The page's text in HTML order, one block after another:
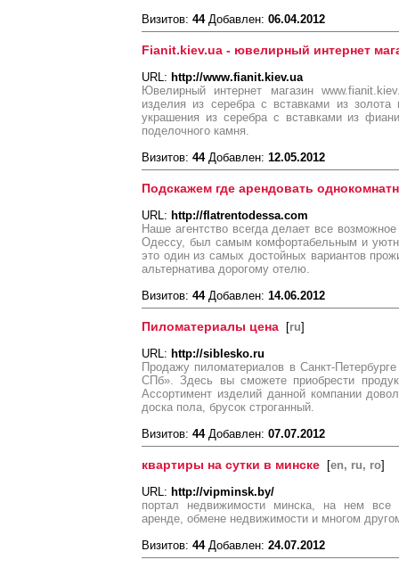
Визитов: 44Добавлен: 06.04.2012
Fianit.kiev.ua - ювелирный интернет
URL: http://www.fianit.kiev.ua
Ювелирный интернет магазин
изделия из серебра с вставками из
украшения из серебра с вставками из
поделочного камня.
Визитов: 44Добавлен: 12.05.2012
Подскажем где арендовать
URL: http://flatrentodessa.com
Наше агентство всегда делает все
Одессу, был самым комфортабельным и
это один из самых достойных вариантов
альтернатива дорогому отелю.
Визитов: 44Добавлен: 14.06.2012
Пиломатериалы цена [ru]
URL: http://siblesko.ru
Продажу пиломатериалов в Санкт-
СПб». Здесь вы сможете приобрести
Ассортимент изделий данной компании
доска пола, брусок строганный.
Визитов: 44Добавлен: 07.07.2012
квартиры на сутки в минске [en, ru, ro]
URL: http://vipminsk.by/
портал недвижимости минска, на нем все
аренде, обмене недвижимости и многом
Визитов: 44Добавлен: 24.07.2012